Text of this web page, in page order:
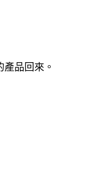
品回來。